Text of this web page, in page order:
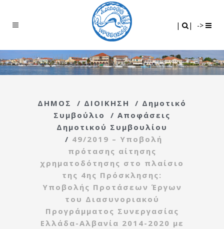
| | ->
ΔΗΜΟΣ / ΔΙΟΙΚΗΣΗ / Δημοτικό
Συμβούλιο
/ Αποφάσεις
Δημοτικού Συμβουλίου
/ 49/2019 – Υποβολή
πρότασης αίτησης
χρηματοδότησης στο πλαίσιο
της 4ης Πρόσκλησης:
Υποβολής Προτάσεων Έργων
του Διασυνοριακού
Προγράμματος Συνεργασίας
Ελλάδα-Αλβανία 2014-2020 με